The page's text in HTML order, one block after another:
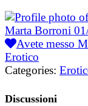
Marta Borroni
Avete messo
Erotico
Categories:
Discussioni